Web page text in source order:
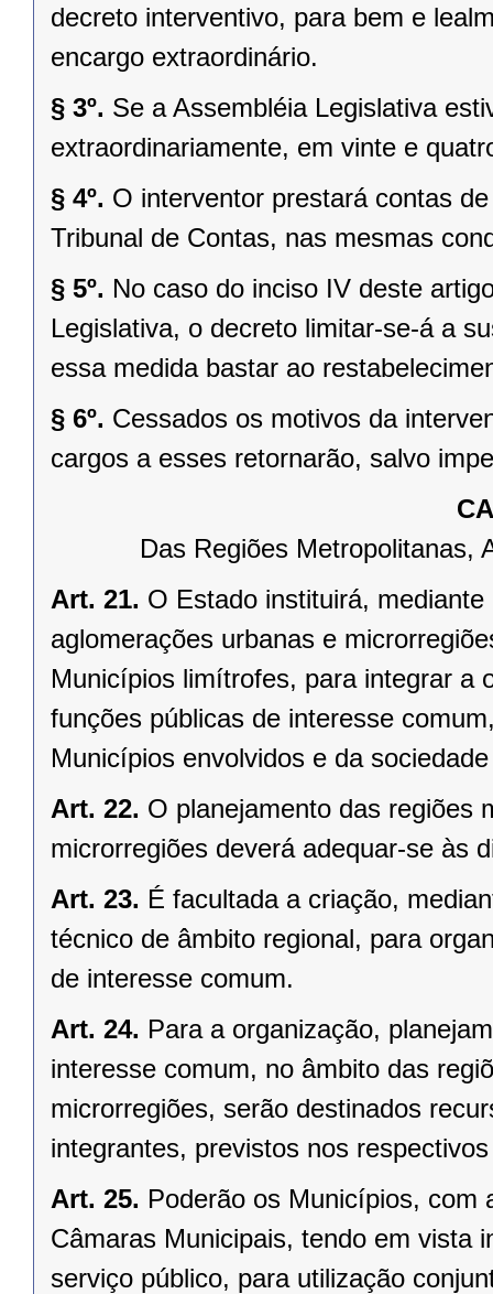
decreto interventivo, para bem e
encargo extraordinário.
§ 3º. Se a Assembléia Legislativa
extraordinariamente, em vinte e
§ 4º. O interventor prestará contas
Tribunal de Contas, nas mesmas
§ 5º. No caso do inciso IV deste
Legislativa, o decreto limitar-se-á a
essa medida bastar ao
§ 6º. Cessados os motivos da
cargos a esses retornarão, salvo
Das Regiões Metropolitanas,
Art. 21. O Estado instituirá,
aglomerações urbanas e
Municípios limítrofes, para integrar a
funções públicas de interesse
Municípios envolvidos e da
Art. 22. O planejamento das regiões
microrregiões deverá adequar-se às
Art. 23. É facultada a criação,
técnico de âmbito regional, para
de interesse comum.
Art. 24. Para a organização,
interesse comum, no âmbito das
microrregiões, serão destinados
integrantes, previstos nos
Art. 25. Poderão os Municípios, com
Câmaras Municipais, tendo em vista
serviço público, para utilização